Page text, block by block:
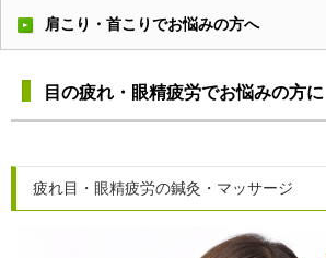
肩こり・首こりでお悩みの方へ
目の疲れ・眼精疲労でお悩みの方に
疲れ目・眼精疲労の鍼灸・マッサージ